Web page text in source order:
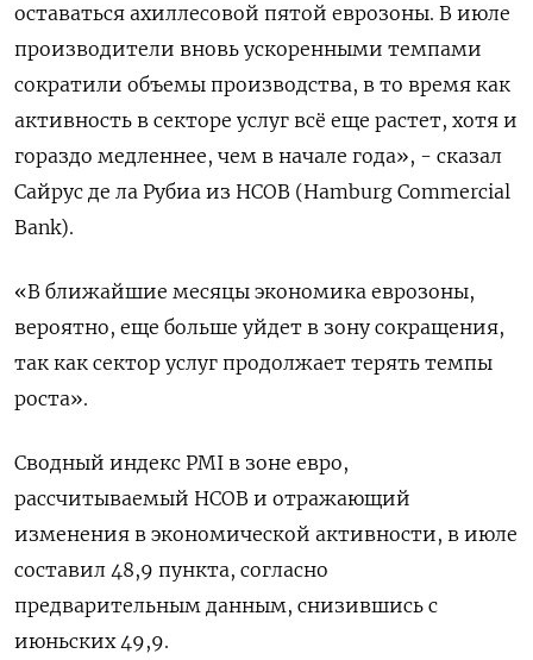
оставаться ахиллесовой пятой еврозоны. В июле
производители вновь ускоренными темпами
сократили объемы производства, в то время как
активность в секторе услуг всё еще растет, хотя и
гораздо медленнее, чем в начале года», - сказал
Сайрус де ла Рубиа из HCOB (Hamburg Commercial
Bank).
«В ближайшие месяцы экономика еврозоны,
вероятно, еще больше уйдет в зону сокращения,
так как сектор услуг продолжает терять темпы
роста».
Сводный индекс PMI в зоне евро,
рассчитываемый HCOB и отражающий
изменения в экономической активности, в июле
составил 48,9 пункта, согласно
предварительным данным, снизившись с
июньских 49,9.